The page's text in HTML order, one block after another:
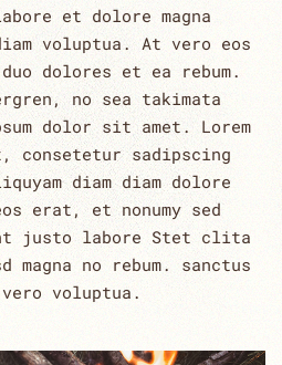
et dolore magna
voluptua. At vero eos
dolores et ea rebum.
no sea takimata
dolor sit amet. Lorem
consetetur sadipscing
diam diam dolore
erat, et nonumy sed
justo labore Stet clita
magna no rebum. sanctus
voluptua.